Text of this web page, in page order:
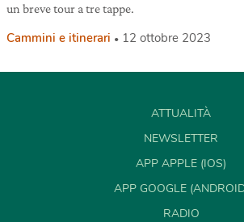
un breve tour a tre tappe.
Cammini e itinerari 12 ottobre 2023
ATTUALITÀ
NEWSLETTER
APP APPLE (IOS)
APP GOOGLE
RADIO